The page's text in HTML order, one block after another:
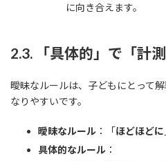
に向き合えます。
2.3. 「具体的」で「計
曖昧なルールは、子どもにとって
なりやすいです。
曖昧なルール ：「ほどほどに
具体的なルール ：